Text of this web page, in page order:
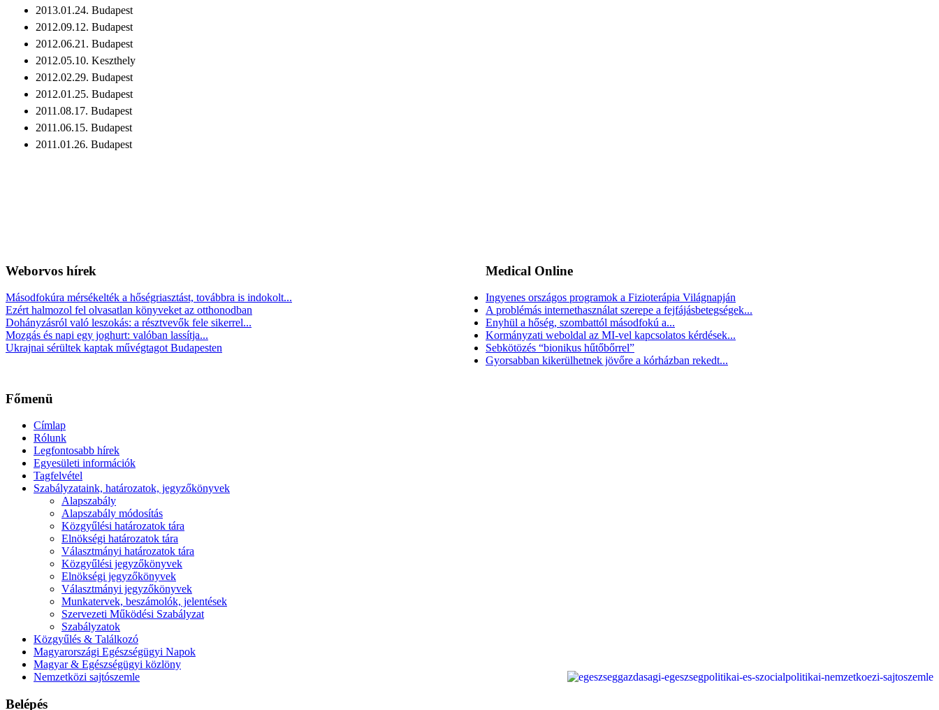
2013.01.24. Budapest
2012.09.12. Budapest
2012.06.21. Budapest
2012.05.10. Keszthely
2012.02.29. Budapest
2012.01.25. Budapest
2011.08.17. Budapest
2011.06.15. Budapest
2011.01.26. Budapest
Weborvos hírek
Másodfokúra mérsékelték a hőségriasztást, továbbra is indokolt...
Ezért halmozol fel olvasatlan könyveket az otthonodban
Dohányzásról való leszokás: a résztvevők fele sikerrel...
Mozgás és napi egy joghurt: valóban lassítja...
Ukrajnai sérültek kaptak művégtagot Budapesten
Medical Online
Ingyenes országos programok a Fizioterápia Világnapján
A problémás internethasználat szerepe a fejfájásbetegségek...
Enyhül a hőség, szombattól másodfokú a...
Kormányzati weboldal az MI-vel kapcsolatos kérdések...
Sebkötözés “bionikus hűtőbőrrel”
Gyorsabban kikerülhetnek jövőre a kórházban rekedt...
Főmenü
Címlap
Rólunk
Legfontosabb hírek
Egyesületi információk
Tagfelvétel
Szabályzataink, határozatok, jegyzőkönyvek
Alapszabály
Alapszabály módosítás
Közgyűlési határozatok tára
Elnökségi határozatok tára
Választmányi határozatok tára
Közgyűlési jegyzőkönyvek
Elnökségi jegyzőkönyvek
Választmányi jegyzőkönyvek
Munkatervek, beszámolók, jelentések
Szervezeti Működési Szabályzat
Szabályzatok
Közgyűlés & Találkozó
Magyarországi Egészségügyi Napok
Magyar & Egészségügyi közlöny
Nemzetközi sajtószemle
Belépés